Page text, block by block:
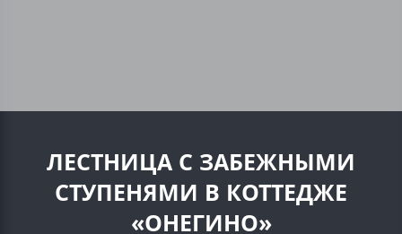
ЛЕСТНИЦА С ЗАБЕЖНЫМИ
СТУПЕНЯМИ В КОТТЕДЖЕ
«ОНЕГИНО»